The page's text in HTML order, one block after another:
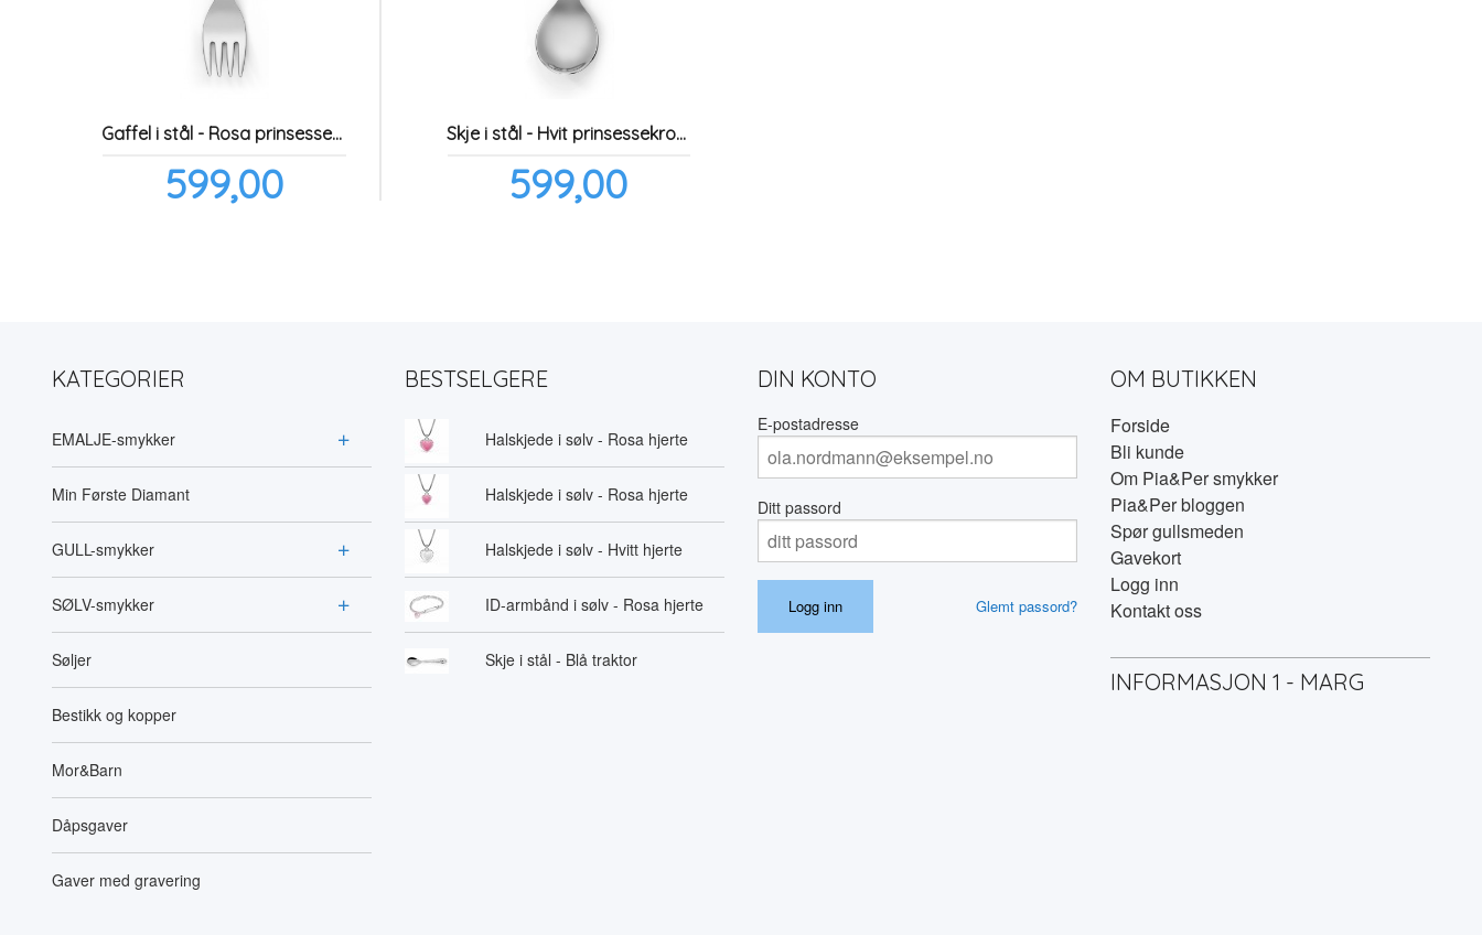
Gaffel i stål - Rosa prinsessekrone
Pris
599,00inkl.
mva.
Skje i stål - Hvit prinsessekrone
Pris
599,00mva.
KATEGORIER
EMALJE-smykker
Min Første Diamant
GULL-smykker
SØLV-smykker
Søljer
Bestikk og kopper
Mor&Barn
Dåpsgaver
Gaver med gravering
BESTSELGERE
Halskjede i sølv - Rosa hjerte
Halskjede i sølv - Rosa hjerte
Halskjede i sølv - Hvitt hjerte
ID-armbånd i sølv - Rosa hjerte
Skje i stål - Blå traktor
DIN KONTO
E-postadresse
Ditt passord
Glemt passord?
OM BUTIKKEN
Forside
Bli kunde
Om Pia&Per smykker
Pia&Per bloggen
Spør gullsmeden
Gavekort
Logg inn
Kontakt oss
INFORMASJON 1 - MARG